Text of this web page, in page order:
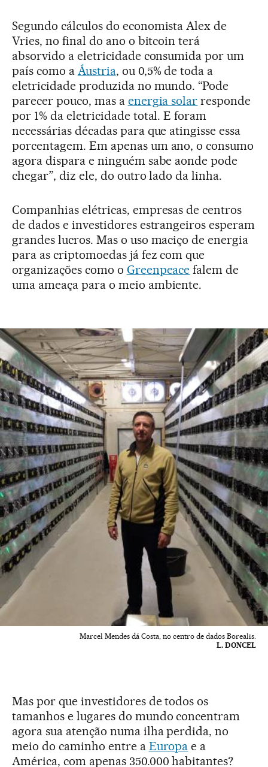
Segundo cálculos do economista Alex de
Vries, no final do ano o bitcoin terá
absorvido a eletricidade consumida por um
país como a Áustria, ou 0,5% de toda a
eletricidade produzida no mundo. “Pode
parecer pouco, mas a energia solar responde
por 1% da eletricidade total. E foram
necessárias décadas para que atingisse essa
porcentagem. Em apenas um ano, o consumo
agora dispara e ninguém sabe aonde pode
chegar”, diz ele, do outro lado da linha.
Companhias elétricas, empresas de centros
de dados e investidores estrangeiros esperam
grandes lucros. Mas o uso maciço de energia
para as criptomoedas já fez com que
organizações como o Greenpeace falem de
uma ameaça para o meio ambiente.
Marcel Mendes dá Costa, no centro de dados Borealis.
L. DONCEL
Mas por que investidores de todos os
tamanhos e lugares do mundo concentram
agora sua atenção numa ilha perdida, no
meio do caminho entre a Europa e a
América, com apenas 350.000 habitantes?